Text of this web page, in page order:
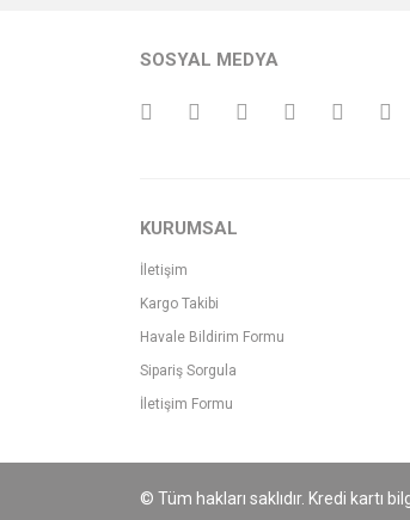
SOSYAL MEDYA
KURUMSAL
İletişim
Kargo Takibi
Havale Bildirim Formu
Sipariş Sorgula
İletişim Formu
© Tüm hakları saklıdır. Kredi kartı